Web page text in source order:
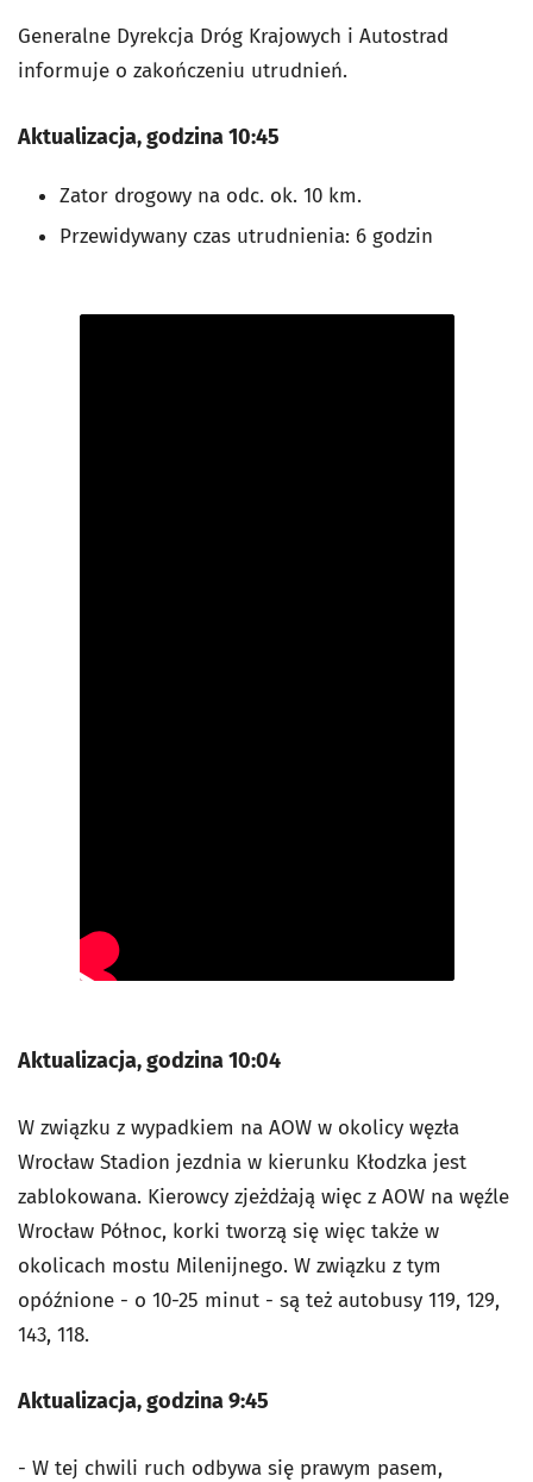
Generalne Dyrekcja Dróg Krajowych i Autostrad
informuje o zakończeniu utrudnień.
Aktualizacja, godzina 10:45
Zator drogowy na odc. ok. 10 km.
Przewidywany czas utrudnienia: 6 godzin
Aktualizacja, godzina 10:04
W związku z wypadkiem na AOW w okolicy węzła
Wrocław Stadion jezdnia w kierunku Kłodzka jest
zablokowana. Kierowcy zjeżdżają więc z AOW na węźle
Wrocław Północ, korki tworzą się więc także w
okolicach mostu Milenijnego. W związku z tym
opóźnione - o 10-25 minut - są też autobusy 119, 129,
143, 118.
Aktualizacja, godzina 9:45
- W tej chwili ruch odbywa się prawym pasem,